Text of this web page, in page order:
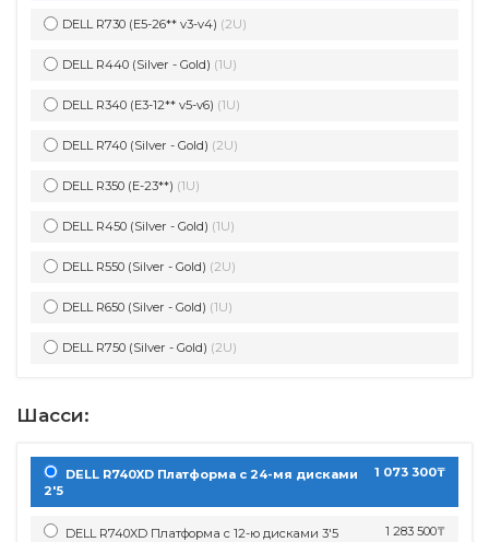
DELL R730 (E5-26** v3-v4) (2U)
DELL R440 (Silver - Gold) (1U)
DELL R340 (E3-12** v5-v6) (1U)
DELL R740 (Silver - Gold) (2U)
DELL R350 (E-23**) (1U)
DELL R450 (Silver - Gold) (1U)
DELL R550 (Silver - Gold) (2U)
DELL R650 (Silver - Gold) (1U)
DELL R750 (Silver - Gold) (2U)
Шасси:
DELL R740XD Платформа с 24-мя дисками
2'5
1 073 300₸
DELL R740XD Платформа с 12-ю дисками 3'5 1 283 500₸